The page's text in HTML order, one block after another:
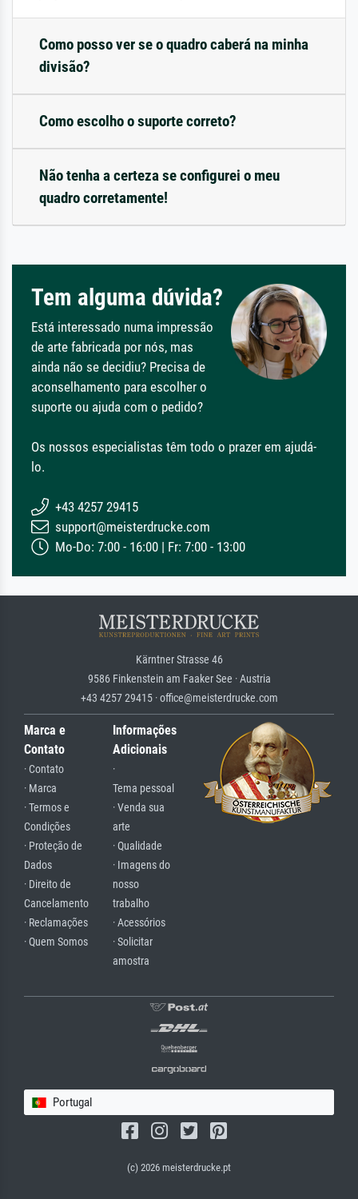
Como posso ver se o quadro caberá na minha
divisão?
Como escolho o suporte correto?
Não tenha a certeza se configurei o meu
quadro corretamente!
Tem alguma dúvida?
Está interessado numa impressão
de arte fabricada por nós, mas
ainda não se decidiu? Precisa de
aconselhamento para escolher o
suporte ou ajuda com o pedido?
Os nossos especialistas têm todo o prazer em ajudá-
lo.
+43 4257 29415
support@meisterdrucke.com
Mo-Do: 7:00 - 16:00 | Fr: 7:00 - 13:00
Kärntner Strasse 46
9586 Finkenstein am Faaker See · Austria
+43 4257 29415 · office@meisterdrucke.com
Marca e
Contato
· Contato
· Marca
· Termos e
Condições
· Proteção de
Dados
· Direito de
Cancelamento
· Reclamações
· Quem Somos
Informações
Adicionais
·
Tema pessoal
· Venda sua
arte
· Qualidade
· Imagens do
nosso
trabalho
· Acessórios
· Solicitar
amostra
Portugal
(c) 2026 meisterdrucke.pt